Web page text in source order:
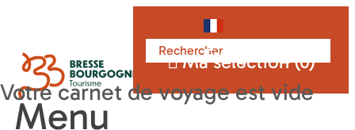
Français
Ma sélection (0)
Menu